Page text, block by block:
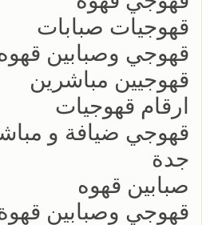
قهوجيات صبابات
قهوجي وصبابين
قهوجيين مباشرين
ارقام قهوجيات
قهوجي ضيافة و
جدة
صبابين قهوه
قهوجي وصبابين